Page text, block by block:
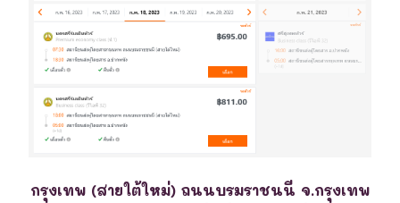
กรุงเทพ (สายใต้ใหม่) ถนนบรมราชนนี จ.กรุงเทพ